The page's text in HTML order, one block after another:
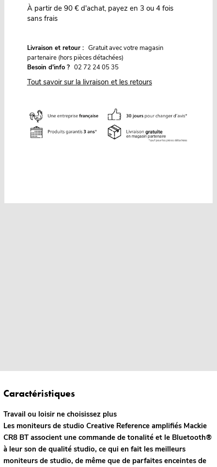
À partir de 90 € d'achat, payez en 3 ou 4 fois
sans frais
Livraison et retour : Gratuit avec votre magasin
partenaire (hors pièces détachées)
Besoin d'info ? 02 72 24 05 35
Tout savoir sur la livraison et les retours
Caractéristiques
Travail ou loisir ne choisissez plus
Les moniteurs de studio Creative Reference amplifiés Mackie
CR8 BT associent une commande de tonalité et le Bluetooth®
à leur son de qualité studio, ce qui en fait les meilleurs
moniteurs de studio, de même que de parfaites enceintes de